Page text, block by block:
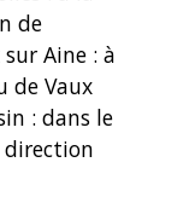
de
Aine : à
de Vaux
: dans le
direction